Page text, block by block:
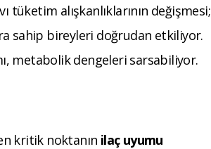
alışkanlıklarının değişmesi;
sahip bireyleri doğrudan etkiliyor.
metabolik dengeleri sarsabiliyor.
kritik noktanın ilaç uyumu